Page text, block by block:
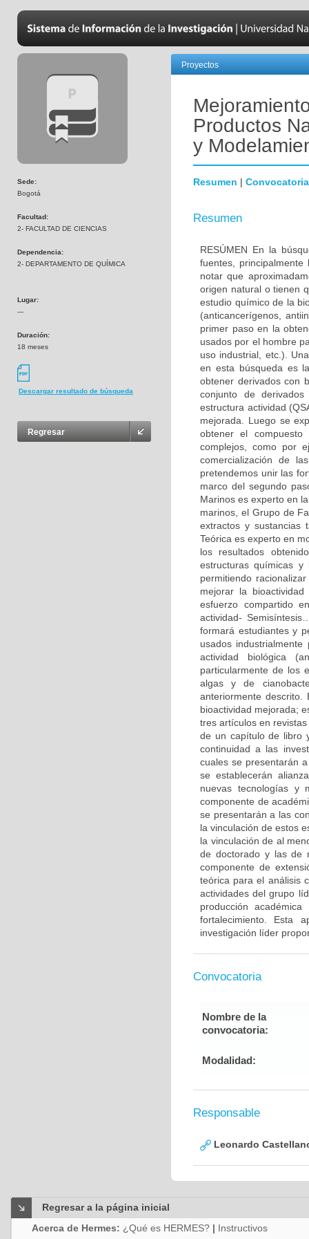
Sede:
Bogotá
Facultad:
2- FACULTAD DE CIENCIAS
Dependencia:
2- DEPARTAMENTO DE QUÍMICA
Lugar:
---
Duración:
18 meses
Descargar resultado de búsqueda
Regresar
Proyectos
Productos
y
Resumen | Convocatoria
Resumen
RESÚMEN En la
fuentes,
notar que
origen natural o tienen
estudio químico de la
(anticancerígenos,
primer paso en la
usados por el hombre
uso industrial, etc.).
en esta búsqueda es
obtener derivados con
conjunto de
estructura actividad
mejorada. Luego se
obtener el
complejos, como por
comercialización de
pretendemos unir las
marco del segundo
Marinos es experto en
marinos, el Grupo de
extractos y sustancias
Teórica es experto en
los resultados
estructuras químicas
permitiendo
mejorar la
esfuerzo compartido
actividad-
formará estudiantes y
usados
actividad biológica
particularmente de los
algas y de
anteriormente descrito.
bioactividad mejorada;
tres artículos en
de un capítulo de libro
continuidad a las
cuales se presentarán
se establecerán
nuevas tecnologías y
componente de
se presentarán a las
la vinculación de estos
la vinculación de al
de doctorado y las de
componente de
teórica para el análisis
actividades del grupo
producción
fortalecimiento. Esta
investigación líder
Convocatoria
Nombre de la
convocatoria:
Modalidad:
Responsable
Leonardo
Regresar a la página inicial
Acerca de Hermes: ¿Qué es HERMES? | Instructivos